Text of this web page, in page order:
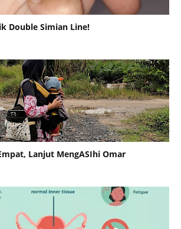
Double Simian Line!
Lanjut MengASIhi Omar